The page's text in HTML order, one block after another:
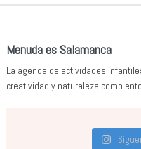
Menuda es Salamanca
La agenda de actividades
creatividad y naturaleza como